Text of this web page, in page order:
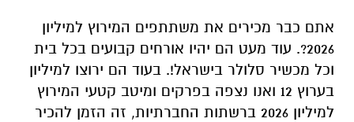
אתם כבר מכירים את משתתפים המירוץ למיליון
2026?. עוד מעט הם יהיו אורחים קבועים בכל בית
וכל מכשיר סלולר בישראל!. בעוד הם ירוצו למיליון
בערוץ 12 ואנו נצפה בפרקים ומיטב קטעי המירוץ
למיליון 2026 ברשתות החברתיות, זה הזמן להכיר